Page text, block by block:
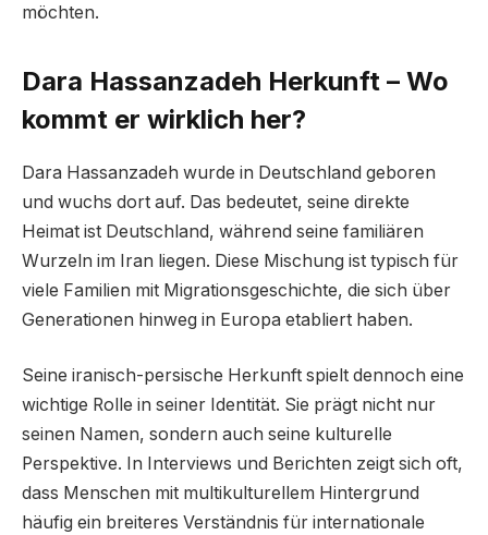
möchten.
Dara Hassanzadeh Herkunft – Wo
kommt er wirklich her?
Dara Hassanzadeh wurde in Deutschland geboren
und wuchs dort auf. Das bedeutet, seine direkte
Heimat ist Deutschland, während seine familiären
Wurzeln im Iran liegen. Diese Mischung ist typisch für
viele Familien mit Migrationsgeschichte, die sich über
Generationen hinweg in Europa etabliert haben.
Seine iranisch-persische Herkunft spielt dennoch eine
wichtige Rolle in seiner Identität. Sie prägt nicht nur
seinen Namen, sondern auch seine kulturelle
Perspektive. In Interviews und Berichten zeigt sich oft,
dass Menschen mit multikulturellem Hintergrund
häufig ein breiteres Verständnis für internationale